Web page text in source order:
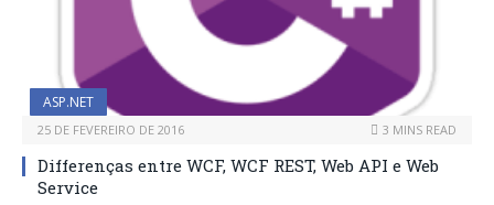
ASP.NET
25 DE FEVEREIRO DE 2016 3 MINS READ
Differenças entre WCF, WCF REST, Web API e Web
Service